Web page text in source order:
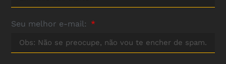
Seu melhor e-mail: